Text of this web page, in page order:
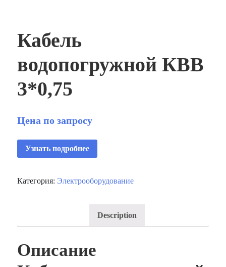
Кабель
водопогружной КВВ
3*0,75
Цена по запросу
Узнать подробнее
Категория: Электрооборудование
Description
Описание